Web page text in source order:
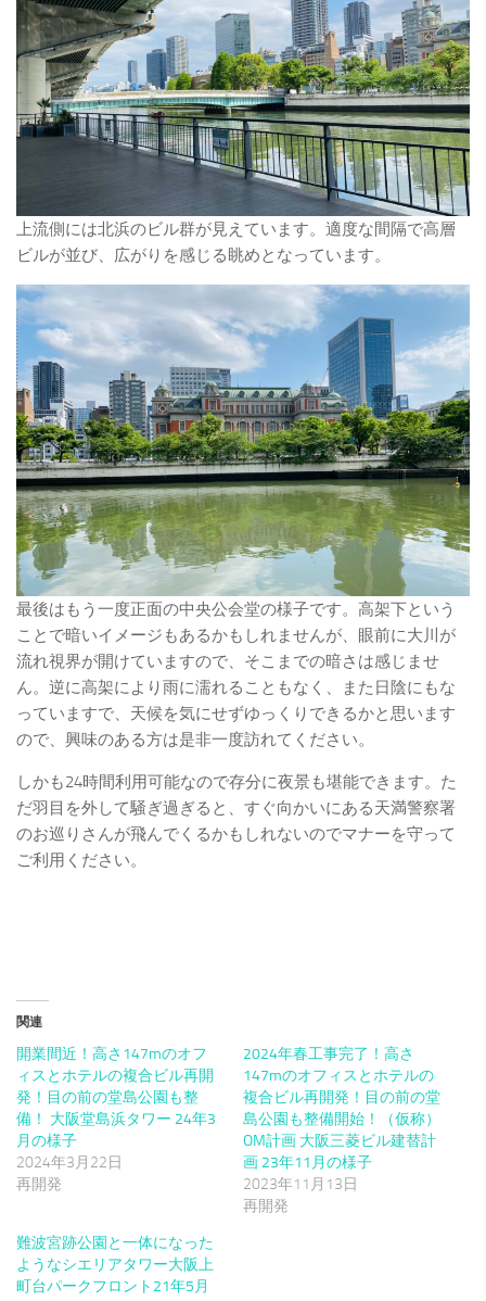
上流側には北浜のビル群が見えています。適度な間隔で高層
ビルが並び、広がりを感じる眺めとなっています。
最後はもう一度正面の中央公会堂の様子です。高架下という
ことで暗いイメージもあるかもしれませんが、眼前に大川が
流れ視界が開けていますので、そこまでの暗さは感じませ
ん。逆に高架により雨に濡れることもなく、また日陰にもな
っていますで、天候を気にせずゆっくりできるかと思います
ので、興味のある方は是非一度訪れてください。
しかも24時間利用可能なので存分に夜景も堪能できます。た
だ羽目を外して騒ぎ過ぎると、すぐ向かいにある天満警察署
のお巡りさんが飛んでくるかもしれないのでマナーを守って
ご利用ください。
関連
開業間近！高さ147mのオフ
ィスとホテルの複合ビル再開
発！目の前の堂島公園も整
備！ 大阪堂島浜タワー 24年3
月の様子
2024年3月22日
再開発
2024年春工事完了！高さ
147mのオフィスとホテルの
複合ビル再開発！目の前の堂
島公園も整備開始！（仮称）
OM計画 大阪三菱ビル建替計
画 23年11月の様子
2023年11月13日
再開発
難波宮跡公園と一体になった
ようなシエリアタワー大阪上
町台パークフロント21年5月